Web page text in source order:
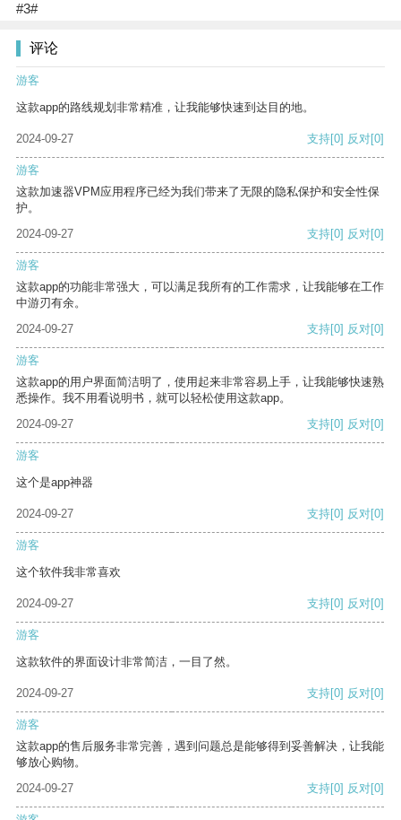
#3#
评论
游客
这款app的路线规划非常精准，让我能够快速到达目的地。
2024-09-27 支持[0] 反对[0]
游客
这款加速器VPM应用程序已经为我们带来了无限的隐私保护和安全性保
护。
2024-09-27
支持[0] 反对[0]
游客
这款app的功能非常强大，可以满足我所有的工作需求，让我能够在工作
中游刃有余。
2024-09-27
支持[0] 反对[0]
游客
这款app的用户界面简洁明了，使用起来非常容易上手，让我能够快速熟
悉操作。我不用看说明书，就可以轻松使用这款app。
2024-09-27
支持[0] 反对[0]
游客
这个是app神器
2024-09-27 支持[0] 反对[0]
游客
这个软件我非常喜欢
2024-09-27 支持[0] 反对[0]
游客
这款软件的界面设计非常简洁，一目了然。
2024-09-27 支持[0] 反对[0]
游客
这款app的售后服务非常完善，遇到问题总是能够得到妥善解决，让我能
够放心购物。
2024-09-27
支持[0] 反对[0]